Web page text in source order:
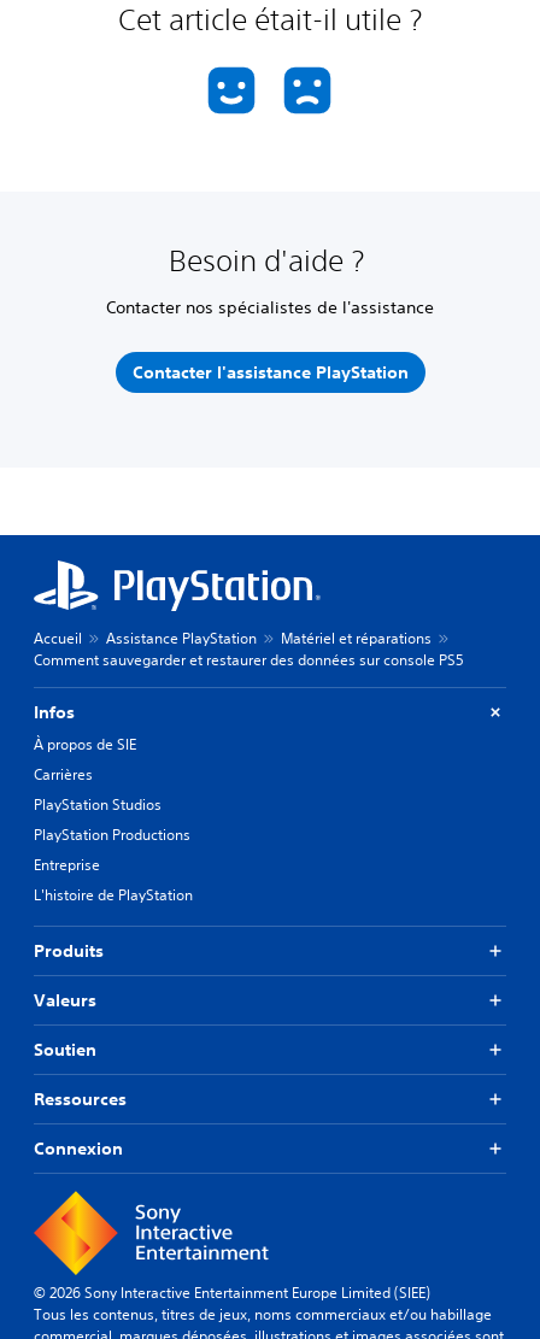
Cet article était-il utile ?
Besoin d'aide ?
Contacter nos spécialistes de l'assistance
Contacter l'assistance PlayStation
Accueil Assistance PlayStation
Matériel et réparations
Comment sauvegarder et restaurer des données sur console PS5
Infos
À propos de SIE
Carrières
PlayStation Studios
PlayStation Productions
Entreprise
L'histoire de PlayStation
Produits
Valeurs
Soutien
Ressources
Connexion
© 2026 Sony Interactive Entertainment Europe Limited (SIEE)
Tous les contenus, titres de jeux, noms commerciaux et/ou habillage